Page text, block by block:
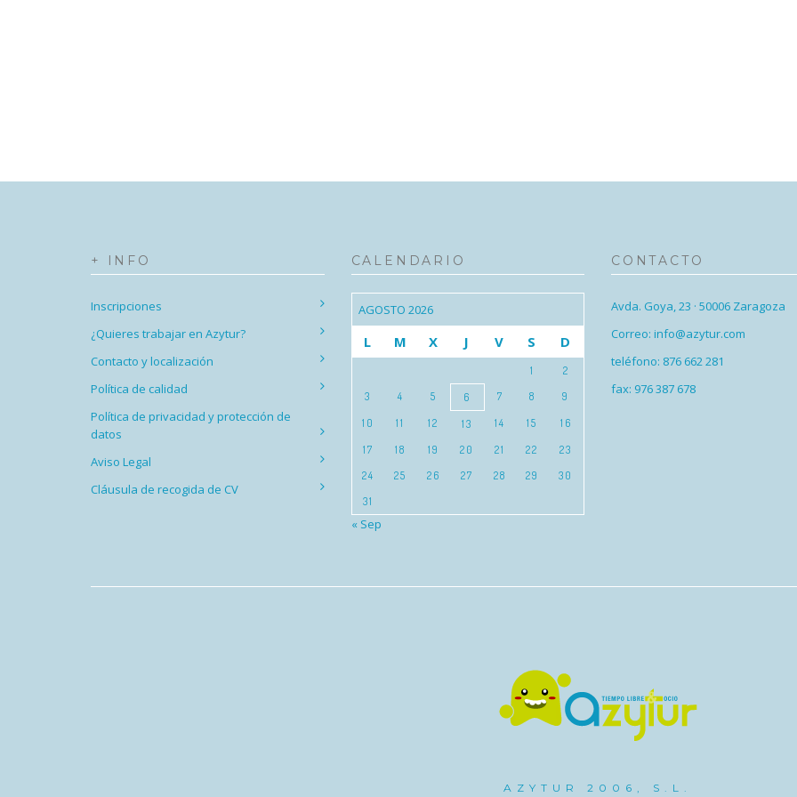
+ INFO
Inscripciones
¿Quieres trabajar en Azytur?
Contacto y localización
Política de calidad
Política de privacidad y protección de
datos
Aviso Legal
Cláusula de recogida de CV
CALENDARIO
AGOSTO 2026
L M X J V S D
1
2
3
4 5 6 7 8
9
10
11 12 13 14 15
16
17
18 19 20 21 22
23
24
25 26 27 28 29
30
31
« Sep
CONTACTO
Avda. Goya, 23 · 50006 Zaragoza
Correo: info@azytur.com
teléfono: 876 662 281
fax: 976 387 678
AZYTUR 2006, S.L.